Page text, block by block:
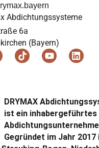
DRYMAX
ist ein inhabergeführtes
Gegründet im Jahr 2017
Abdichtungssysteme
6a
(Bayern)
T
i
k
Y
o
b
e
L
i
d
i
n